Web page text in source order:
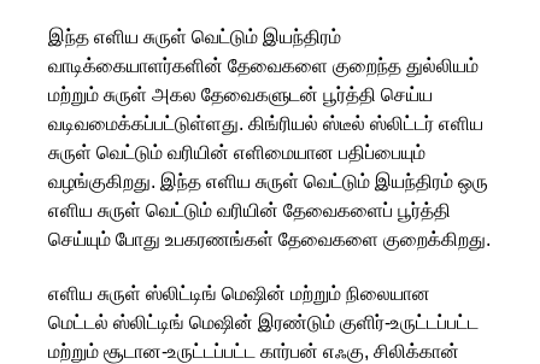
இந்த எளிய சுருள் வெட்டும் இயந்திரம்
வாடிக்கையாளர்களின் தேவைகளை குறைந்த துல்லியம்
மற்றும் சுருள் அகல தேவைகளுடன் பூர்த்தி செய்ய
வடிவமைக்கப்பட்டுள்ளது. கிங்ரியல் ஸ்டீல் ஸ்லிட்டர் எளிய
சுருள் வெட்டும் வரியின் எளிமையான பதிப்பையும்
வழங்குகிறது. இந்த எளிய சுருள் வெட்டும் இயந்திரம் ஒரு
எளிய சுருள் வெட்டும் வரியின் தேவைகளைப் பூர்த்தி
செய்யும் போது உபகரணங்கள் தேவைகளை குறைக்கிறது.
எளிய சுருள் ஸ்லிட்டிங் மெஷின் மற்றும் நிலையான
மெட்டல் ஸ்லிட்டிங் மெஷின் இரண்டும் குளிர்-உருட்டப்பட்ட
மற்றும் சூடான-உருட்டப்பட்ட கார்பன் எஃகு, சிலிக்கான்